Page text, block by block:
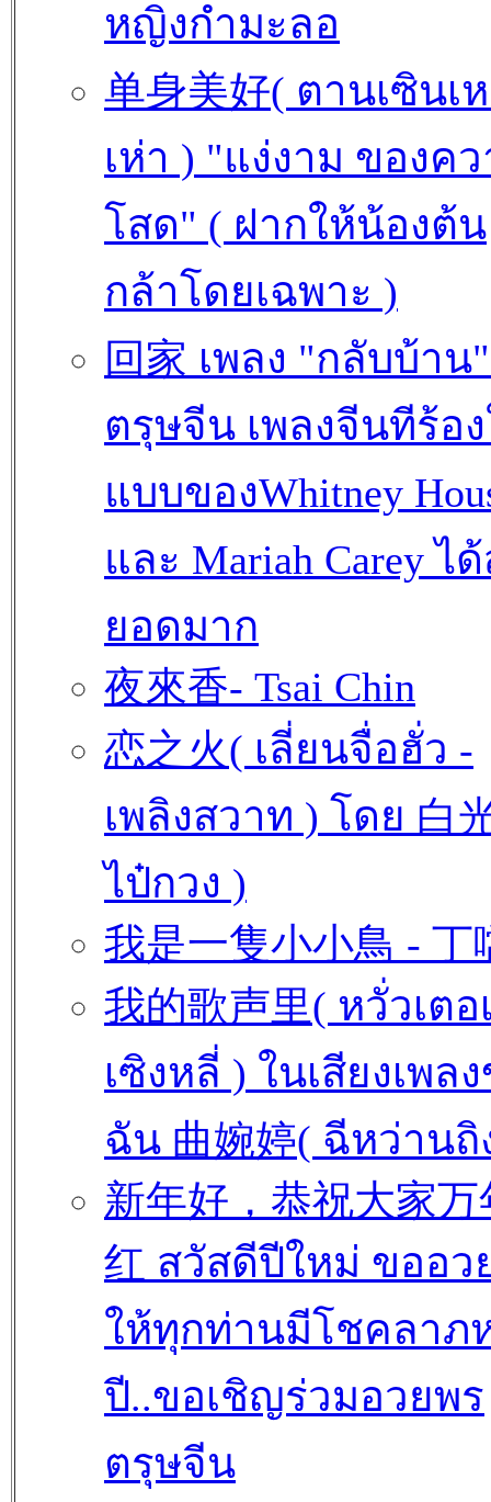
หญิงกำมะลอ
单身美好( ตานเซินเ
เห่า ) "แง่งาม ของค
โสด" ( ฝากให้น้องต้น
กล้าโดยเฉพาะ )
回家 เพลง "กลับบ้าน
ตรุษจีน เพลงจีนทีร้อ
แบบของWhitney
และ Mariah Carey ไ
ยอดมาก
夜來香- Tsai Chin
恋之火( เลี่ยนจื่อฮั่ว -
เพลิงสวาท ) โดย 白
ไป๋กวง )
我是一隻小小鳥 - 丁
我的歌声里( หวั่วเตอ
เซิงหลี่ ) ในเสียงเพล
ฉัน 曲婉婷( ฉีหว่านถิ
新年好，恭祝大家万
红 สวัสดีปีใหม่ ขออว
ให้ทุกท่านมีโชคลาภ
ปี..ขอเชิญร่วมอวยพร
ตรุษจีน